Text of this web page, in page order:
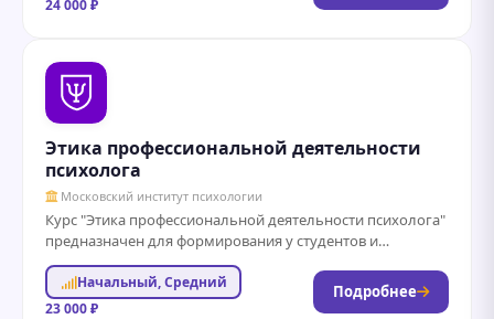
24 000 ₽
Этика профессиональной деятельности
психолога
Московский институт психологии
Курс "Этика профессиональной деятельности психолога"
предназначен для формирования у студентов и
практикующих психологов глубокого понимания
этических принципов и стандартов, регулирующих...
Начальный, Средний
23 000 ₽
Подробнее